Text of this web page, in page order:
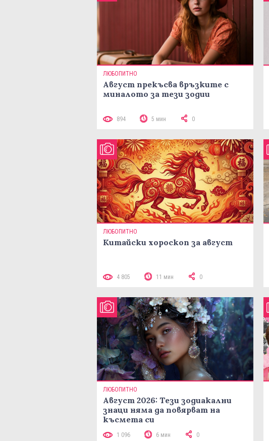
ЛЮБОПИТНО
Август прекъсва връзките с
миналото за тези зодии
894 5 мин 0
ЛЮБОПИТНО
Китайски хороскоп за август
4 805 11 мин 0
ЛЮБОПИТНО
Август 2026: Тези зодиакални
знаци няма да повярват на
късмета си
1 096 6 мин 0